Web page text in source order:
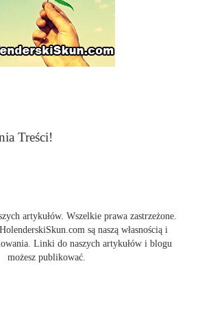
Treści!
artykułów. Wszelkie prawa zastrzeżone.
są naszą własnością i
Linki do naszych artykułów i blogu
możesz publikować.